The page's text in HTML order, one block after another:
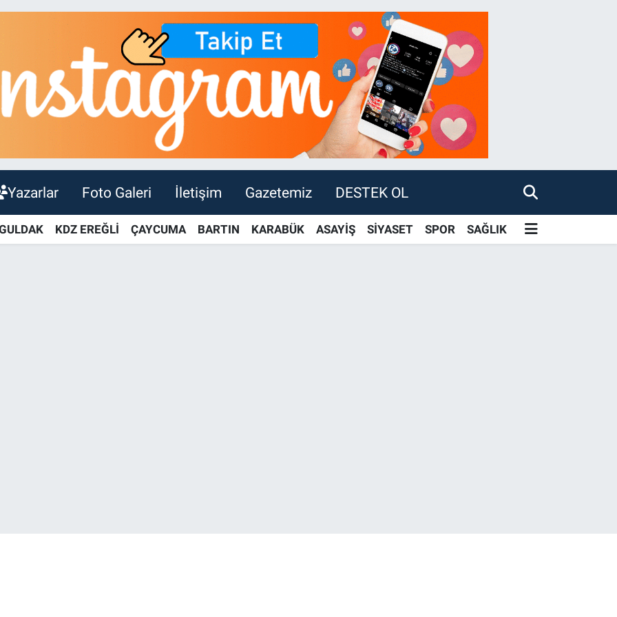
Yazarlar Foto Galeri İletişim Gazetemiz DESTEK OL
KDZ EREĞLİ ÇAYCUMA BARTIN KARABÜK ASAYİŞ SİYASET SPOR SAĞLIK